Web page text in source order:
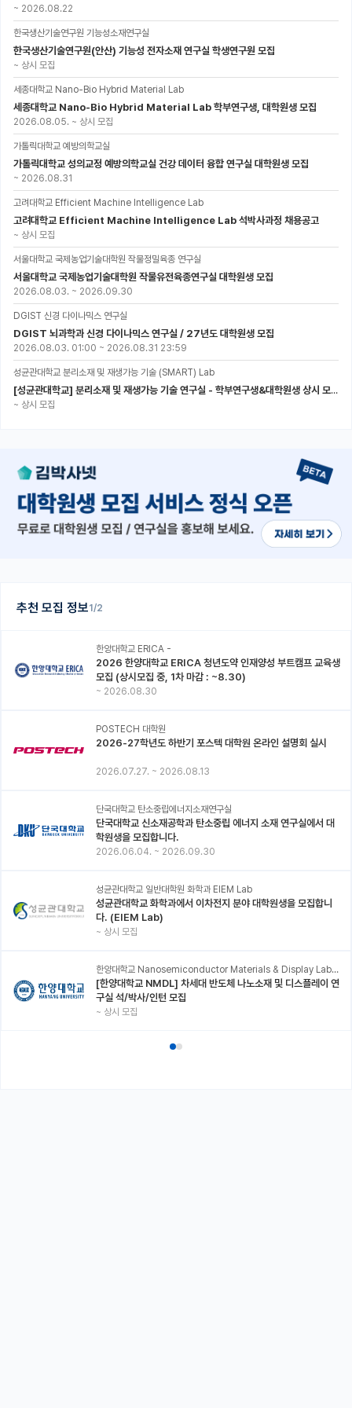
추천 모집 정보1/2
한양대학교 ERICA -
2026 한양대학교 ERICA 청년도약 인재양성 부트캠프 교육생
모집 (상시모집 중, 1차 마감 : ~8.30)
~ 2026.08.30
POSTECH 대학원
2026-27학년도 하반기 포스텍 대학원 온라인 설명회 실시
2026.07.27. ~ 2026.08.13
단국대학교 탄소중립에너지소재연구실
단국대학교 신소재공학과 탄소중립 에너지 소재 연구실에서 대
학원생을 모집합니다.
2026.06.04. ~ 2026.09.30
성균관대학교 일반대학원 화학과 EIEM Lab
성균관대학교 화학과에서 이차전지 분야 대학원생을 모집합니
다. (EIEM Lab)
~ 상시 모집
한양대학교 Nanosemiconductor Materials & Display Laboratory
[한양대학교 NMDL] 차세대 반도체 나노소재 및 디스플레이 연
구실 석/박사/인턴 모집
~ 상시 모집
~ 2026.08.22
한국생산기술연구원 기능성소재연구실
한국생산기술연구원(안산) 기능성 전자소재 연구실 학생연구원 모집
~ 상시 모집
세종대학교 Nano-Bio Hybrid Material Lab
세종대학교 Nano-Bio Hybrid Material Lab 학부연구생, 대학원생 모집
2026.08.05. ~ 상시 모집
가톨릭대학교 예방의학교실
가톨릭대학교 성의교정 예방의학교실 건강 데이터 융합 연구실 대학원생 모집
~ 2026.08.31
고려대학교 Efficient Machine Intelligence Lab
고려대학교 Efficient Machine Intelligence Lab 석박사과정 채용공고
~ 상시 모집
서울대학교 국제농업기술대학원 작물정밀육종 연구실
서울대학교 국제농업기술대학원 작물유전육종연구실 대학원생 모집
2026.08.03. ~ 2026.09.30
DGIST 신경 다이나믹스 연구실
DGIST 뇌과학과 신경 다이나믹스 연구실 / 27년도 대학원생 모집
2026.08.03. 01:00 ~ 2026.08.31 23:59
성균관대학교 분리소재 및 재생가능 기술 (SMART) Lab
[성균관대학교] 분리소재 및 재생가능 기술 연구실 - 학부연구생&대학원생 상시 모집 (미래에너지공학과)
~ 상시 모집